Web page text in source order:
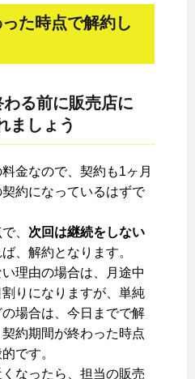
た時点で解約し
る前に販売店に
ましょう
金なので、契約も1ヶ月
約になっているはずで
、 次回は継続をしない
、解約となります。
理由の場合は、月途中
りになりますが、単純
場合は、今日までで解
約期間が終わった時点
です。
なったら、担当の販売